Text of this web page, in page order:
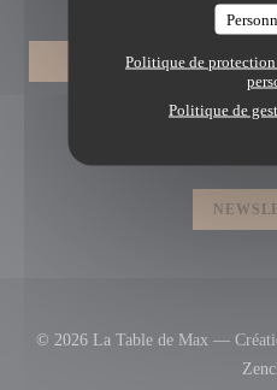
Politique de protection
Politique de
NOUS
© 2026 La Table de Max —